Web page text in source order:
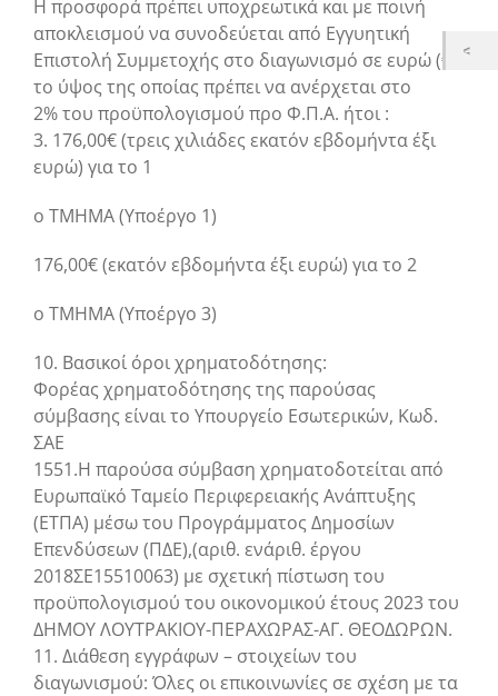
Η προσφορά πρέπει υποχρεωτικά και με ποινή
αποκλεισμού να συνοδεύεται από Εγγυητική
Επιστολή Συμμετοχής στο διαγωνισμό σε ευρώ (€),
το ύψος της οποίας πρέπει να ανέρχεται στο
2% του προϋπολογισμού προ Φ.Π.Α. ήτοι :
3. 176,00€ (τρεις χιλιάδες εκατόν εβδομήντα έξι
ευρώ) για το 1
ο ΤΜΗΜΑ (Υποέργο 1)
176,00€ (εκατόν εβδομήντα έξι ευρώ) για το 2
ο ΤΜΗΜΑ (Υποέργο 3)
10. Βασικοί όροι χρηματοδότησης:
Φορέας χρηματοδότησης της παρούσας
σύμβασης είναι το Υπουργείο Εσωτερικών, Κωδ.
ΣΑΕ
1551.Η παρούσα σύμβαση χρηματοδοτείται από
Ευρωπαϊκό Ταμείο Περιφερειακής Ανάπτυξης
(ΕΤΠΑ) μέσω του Προγράμματος Δημοσίων
Επενδύσεων (ΠΔΕ),(αριθ. ενάριθ. έργου
2018ΣΕ15510063) με σχετική πίστωση του
προϋπολογισμού του οικονομικού έτους 2023 του
ΔΗΜΟΥ ΛΟΥΤΡΑΚΙΟΥ-ΠΕΡΑΧΩΡΑΣ-ΑΓ. ΘΕΟΔΩΡΩΝ.
11. Διάθεση εγγράφων – στοιχείων του
διαγωνισμού: Όλες οι επικοινωνίες σε σχέση με τα